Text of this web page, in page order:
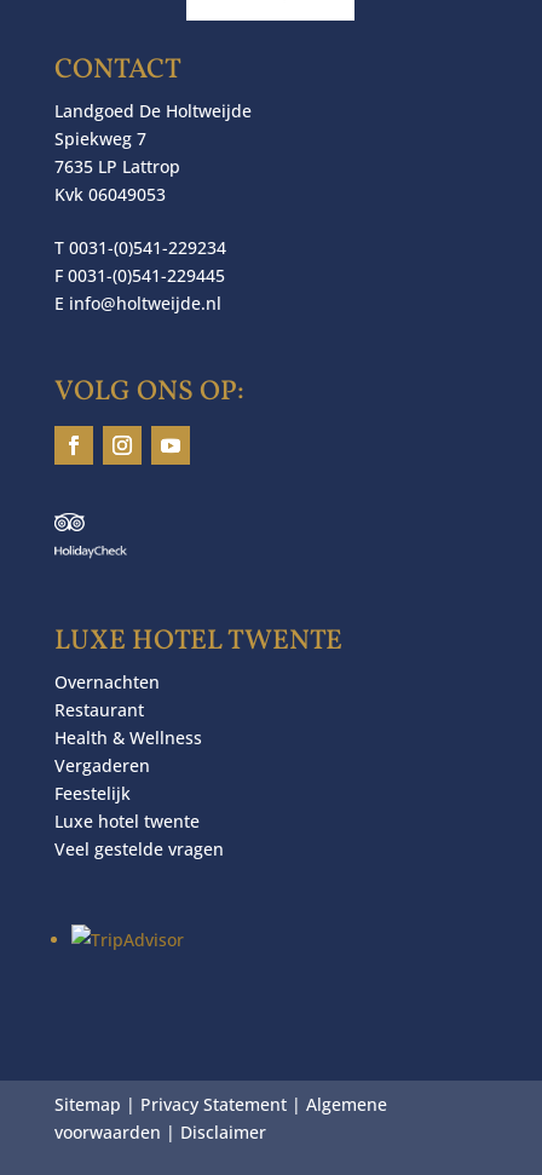
CONTACT
Landgoed De Holtweijde
Spiekweg 7
7635 LP Lattrop
Kvk 06049053
T 0031-(0)541-229234
F 0031-(0)541-229445
E info@holtweijde.nl
VOLG ONS OP:
LUXE HOTEL TWENTE
Overnachten
Restaurant
Health & Wellness
Vergaderen
Feestelijk
Luxe hotel twente
Veel gestelde vragen
Sitemap | Privacy Statement| Algemene
voorwaarden | Disclaimer